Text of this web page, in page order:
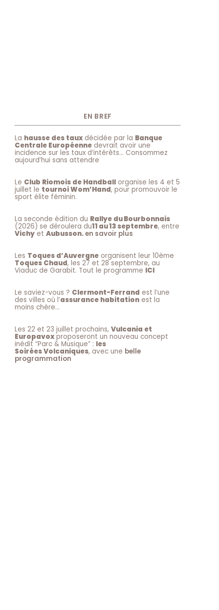
EN BREF
La hausse des taux décidée par la Banque
Centrale Européenne devrait avoir une
incidence sur les taux d’intérêts… Consommez
aujourd’hui sans attendre
Le Club Riomois de Handball organise les 4 et 5
juillet le tournoi Wom’Hand, pour promouvoir le
sport élite féminin.
La seconde édition du Rallye du Bourbonnais
(2026) se déroulera du11 au 13 septembre, entre
Vichy et Aubusson.en savoir plus
Les Toques d’Auvergne organisent leur 10ème
Toques Chaud, les 27 et 28 septembre, au
Viaduc de Garabit. Tout le programme ICI
Le saviez-vous ? Clermont-Ferrand est l’une
des villes où l’assurance habitation est la
moins chère…
Les 22 et 23 juillet prochains, Vulcania et
Europavoxproposeront un nouveau concept
inédit “Parc & Musique” : les
Soirées Volcaniques, avec une belle
programmation